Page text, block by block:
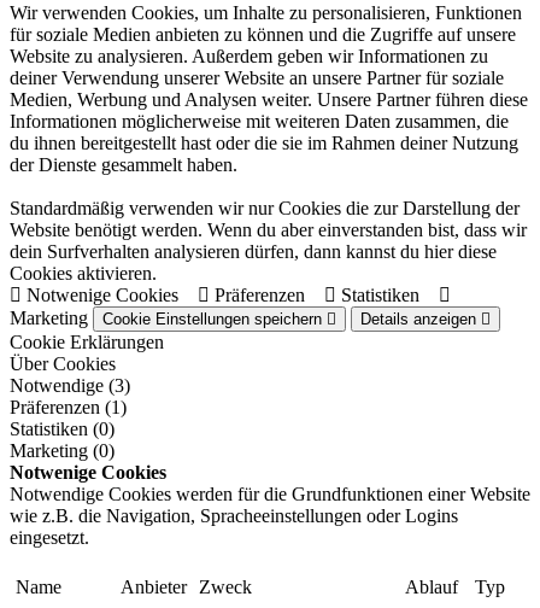
Wir verwenden Cookies, um Inhalte zu personalisieren, Funktionen
für soziale Medien anbieten zu können und die Zugriffe auf unsere
Website zu analysieren. Außerdem geben wir Informationen zu
deiner Verwendung unserer Website an unsere Partner für soziale
Medien, Werbung und Analysen weiter. Unsere Partner führen diese
Informationen möglicherweise mit weiteren Daten zusammen, die
du ihnen bereitgestellt hast oder die sie im Rahmen deiner Nutzung
der Dienste gesammelt haben.
Standardmäßig verwenden wir nur Cookies die zur Darstellung der
Website benötigt werden. Wenn du aber einverstanden bist, dass wir
dein Surfverhalten analysieren dürfen, dann kannst du hier diese
Cookies aktivieren.
Notwenige Cookies
Präferenzen
Statistiken
Marketing
Cookie Einstellungen speichern Details anzeigen
Cookie Erklärungen
Über Cookies
Notwendige (3)
Präferenzen (1)
Statistiken (0)
Marketing (0)
Notwenige Cookies
Notwendige Cookies werden für die Grundfunktionen einer Website
wie z.B. die Navigation, Spracheeinstellungen oder Logins
eingesetzt.
Name Anbieter Zweck Ablauf Typ